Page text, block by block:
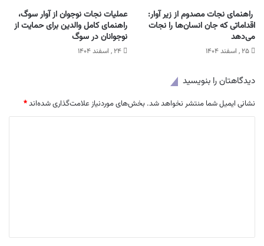
راهنمای نجات مصدوم از زیر آوار:
اقداماتی که جان انسان‌ها را نجات
می‌دهد
۲۵ , اسفند ۱۴۰۴
عملیات نجات نوجوان از آوار سوگ،
راهنمای کامل والدین برای حمایت از
نوجوانان در سوگ
۲۴ , اسفند ۱۴۰۴
دیدگاهتان را بنویسید
نشانی ایمیل شما منتشر نخواهد شد. بخش‌های موردنیاز علامت‌گذاری شده‌اند*